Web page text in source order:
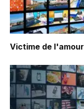
Victime de l'amour